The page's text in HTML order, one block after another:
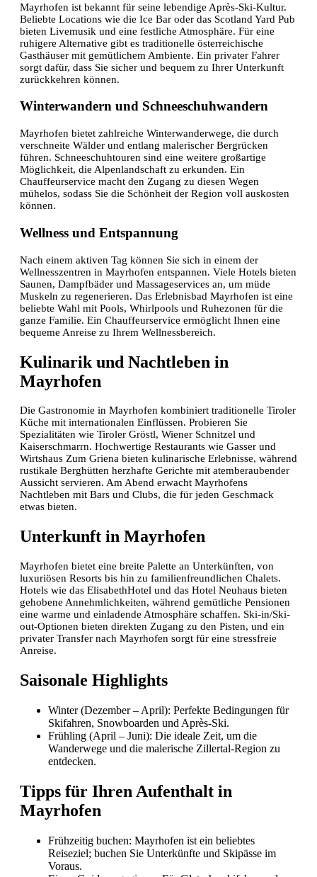
Mayrhofen ist bekannt für seine lebendige Après-Ski-Kultur.
Beliebte Locations wie die Ice Bar oder das Scotland Yard Pub
bieten Livemusik und eine festliche Atmosphäre. Für eine
ruhigere Alternative gibt es traditionelle österreichische
Gasthäuser mit gemütlichem Ambiente. Ein privater Fahrer
sorgt dafür, dass Sie sicher und bequem zu Ihrer Unterkunft
zurückkehren können.
Winterwandern und Schneeschuhwandern
Mayrhofen bietet zahlreiche Winterwanderwege, die durch
verschneite Wälder und entlang malerischer Bergrücken
führen. Schneeschuhtouren sind eine weitere großartige
Möglichkeit, die Alpenlandschaft zu erkunden. Ein
Chauffeurservice macht den Zugang zu diesen Wegen
mühelos, sodass Sie die Schönheit der Region voll auskosten
können.
Wellness und Entspannung
Nach einem aktiven Tag können Sie sich in einem der
Wellnesszentren in Mayrhofen entspannen. Viele Hotels bieten
Saunen, Dampfbäder und Massageservices an, um müde
Muskeln zu regenerieren. Das Erlebnisbad Mayrhofen ist eine
beliebte Wahl mit Pools, Whirlpools und Ruhezonen für die
ganze Familie. Ein Chauffeurservice ermöglicht Ihnen eine
bequeme Anreise zu Ihrem Wellnessbereich.
Kulinarik und Nachtleben in
Mayrhofen
Die Gastronomie in Mayrhofen kombiniert traditionelle Tiroler
Küche mit internationalen Einflüssen. Probieren Sie
Spezialitäten wie Tiroler Gröstl, Wiener Schnitzel und
Kaiserschmarrn. Hochwertige Restaurants wie Gasser und
Wirtshaus Zum Griena bieten kulinarische Erlebnisse, während
rustikale Berghütten herzhafte Gerichte mit atemberaubender
Aussicht servieren. Am Abend erwacht Mayrhofens
Nachtleben mit Bars und Clubs, die für jeden Geschmack
etwas bieten.
Unterkunft in Mayrhofen
Mayrhofen bietet eine breite Palette an Unterkünften, von
luxuriösen Resorts bis hin zu familienfreundlichen Chalets.
Hotels wie das ElisabethHotel und das Hotel Neuhaus bieten
gehobene Annehmlichkeiten, während gemütliche Pensionen
eine warme und einladende Atmosphäre schaffen. Ski-in/Ski-
out-Optionen bieten direkten Zugang zu den Pisten, und ein
privater Transfer nach Mayrhofen sorgt für eine stressfreie
Anreise.
Saisonale Highlights
Winter (Dezember – April): Perfekte Bedingungen für
Skifahren, Snowboarden und Après-Ski.
Frühling (April – Juni): Die ideale Zeit, um die
Wanderwege und die malerische Zillertal-Region zu
entdecken.
Tipps für Ihren Aufenthalt in
Mayrhofen
Frühzeitig buchen: Mayrhofen ist ein beliebtes
Reiseziel; buchen Sie Unterkünfte und Skipässe im
Voraus.